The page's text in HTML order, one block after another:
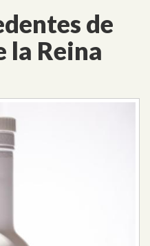
de
la Reina